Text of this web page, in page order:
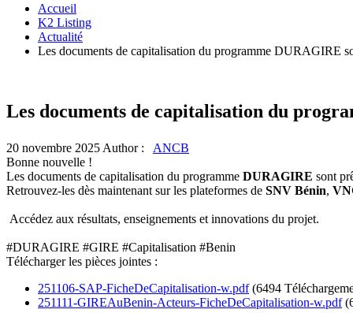
Accueil
K2 Listing
Actualité
Les documents de capitalisation du programme DURAGIRE
Les documents de capitalisation du
20 novembre 2025 Author : ANCB
Bonne nouvelle !
Les documents de capitalisation du programme DURAGIRE sont
Retrouvez-les dès maintenant sur les plateformes de SNV Bénin,
Accédez aux résultats, enseignements et innovations du projet.
#DURAGIRE #GIRE #Capitalisation #Benin
Télécharger les pièces jointes :
251106-SAP-FicheDeCapitalisation-w.pdf (6494
251111-GIREAuBenin-Acteurs-FicheDeCapitalisation-w.pdf